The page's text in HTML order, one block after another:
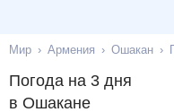
Мир Армения Ошакан
Погода на 3 дня
в Ошакане